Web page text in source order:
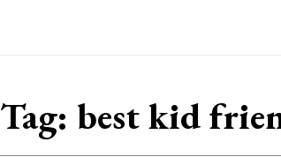
Tag: best kid